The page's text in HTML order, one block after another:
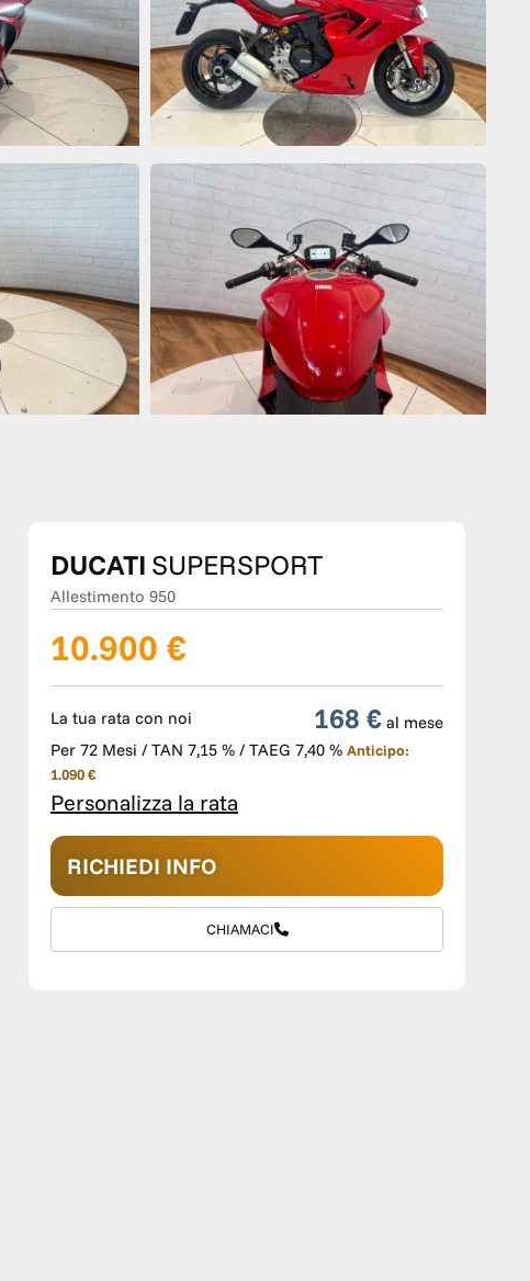
DUCATI SUPERSPORT
Allestimento 950
10.900 €
La tua rata con noi 168 € al mese
Per 72 Mesi / TAN 7,15 % / TAEG 7,40 % Anticipo:
1.090 €
Personalizza la rata
RICHIEDI INFO
CHIAMACI